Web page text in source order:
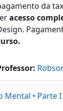
da
acesso
Mental • Parte